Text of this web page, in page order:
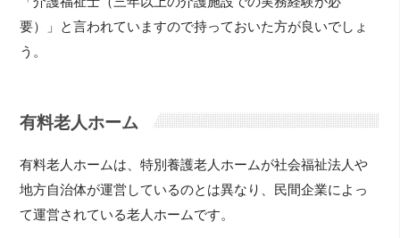
要）」と言われていますので持っておいた方が良いでしょ
う。
有料老人ホーム
有料老人ホームは、特別養護老人ホームが社会福祉法人や
地方自治体が運営しているのとは異なり、民間企業によっ
て運営されている老人ホームです。